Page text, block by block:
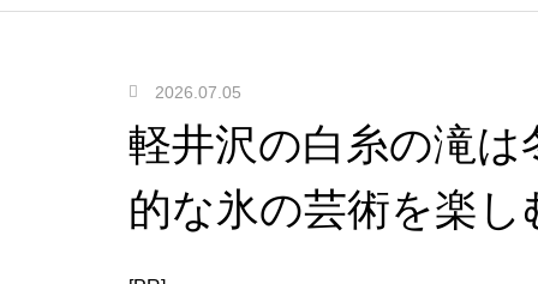
2026.07.05
軽井沢の白糸の滝
的な氷の芸術を楽し